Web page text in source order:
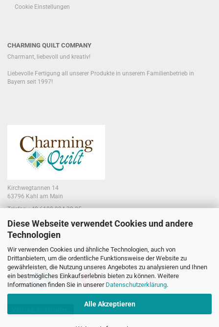
Diese Webseite verwendet Cookies und andere
Technologien
Wir verwenden Cookies und ähnliche Technologien, auch von
Drittanbietern, um die ordentliche Funktionsweise der Website zu
gewährleisten, die Nutzung unseres Angebotes zu analysieren und Ihnen
ein bestmögliches Einkaufserlebnis bieten zu können. Weitere
Informationen finden Sie in unserer Datenschutzerklärung.
Alle Akzeptieren
Cookie Einstellungen
CHARMING QUILT COMPANY
Charmant, liebevoll und kreativ!
Liebevolle Fertigung all unserer Produkte in unserem Familienbetrieb in
Bayern seit 1997!
Kirchwegtannen 14
63796 Kahl am Main
Telefon +49 6188 994 30 85
Laden:
63796 Kahl am Main